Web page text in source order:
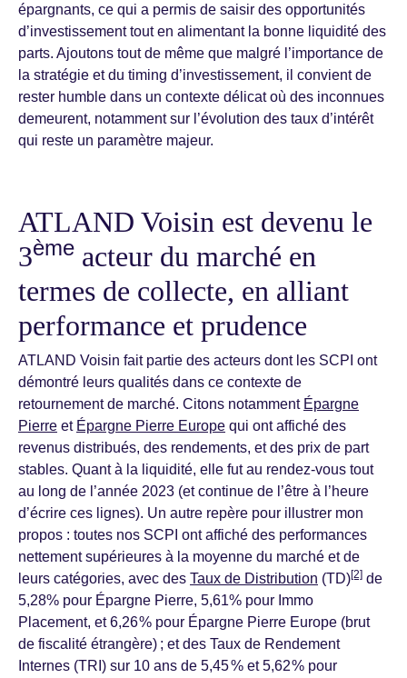
épargnants, ce qui a permis de saisir des opportunités
d’investissement tout en alimentant la bonne liquidité des
parts. Ajoutons tout de même que malgré l’importance de
la stratégie et du timing d’investissement, il convient de
rester humble dans un contexte délicat où des inconnues
demeurent, notamment sur l’évolution des taux d’intérêt
qui reste un paramètre majeur.
ATLAND Voisin est devenu le
3ème acteur du marché en
termes de collecte, en alliant
performance et prudence
ATLAND Voisin fait partie des acteurs dont les SCPI ont
démontré leurs qualités dans ce contexte de
retournement de marché. Citons notamment Épargne
Pierre et Épargne Pierre Europe qui ont affiché des
revenus distribués, des rendements, et des prix de part
stables. Quant à la liquidité, elle fut au rendez-vous tout
au long de l’année 2023 (et continue de l’être à l’heure
d’écrire ces lignes). Un autre repère pour illustrer mon
propos : toutes nos SCPI ont affiché des performances
nettement supérieures à la moyenne du marché et de
leurs catégories, avec des Taux de Distribution (TD)[2] de
5,28% pour Épargne Pierre, 5,61% pour Immo
Placement, et 6,26 % pour Épargne Pierre Europe (brut
de fiscalité étrangère) ; et des Taux de Rendement
Internes (TRI) sur 10 ans de 5,45 % et 5,62 % pour